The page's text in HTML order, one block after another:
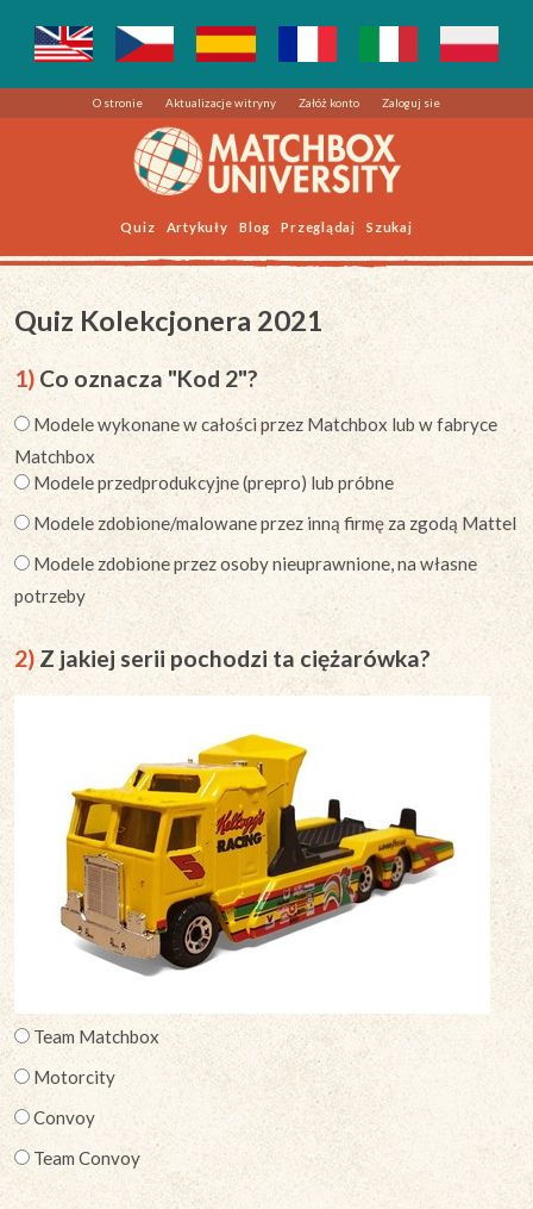
O stronie Aktualizacje witryny Załóż konto Zaloguj sie
Quiz Artykuły Blog Przeglądaj Szukaj
Quiz Kolekcjonera 2021
1)Co oznacza "Kod 2"?
Modele wykonane w całości przez Matchbox lub w fabryce
Matchbox
Modele przedprodukcyjne (prepro) lub próbne
Modele zdobione/malowane przez inną firmę za zgodą Mattel
Modele zdobione przez osoby nieuprawnione, na własne
potrzeby
2)Z jakiej serii pochodzi ta ciężarówka?
Team Matchbox
Motorcity
Convoy
Team Convoy